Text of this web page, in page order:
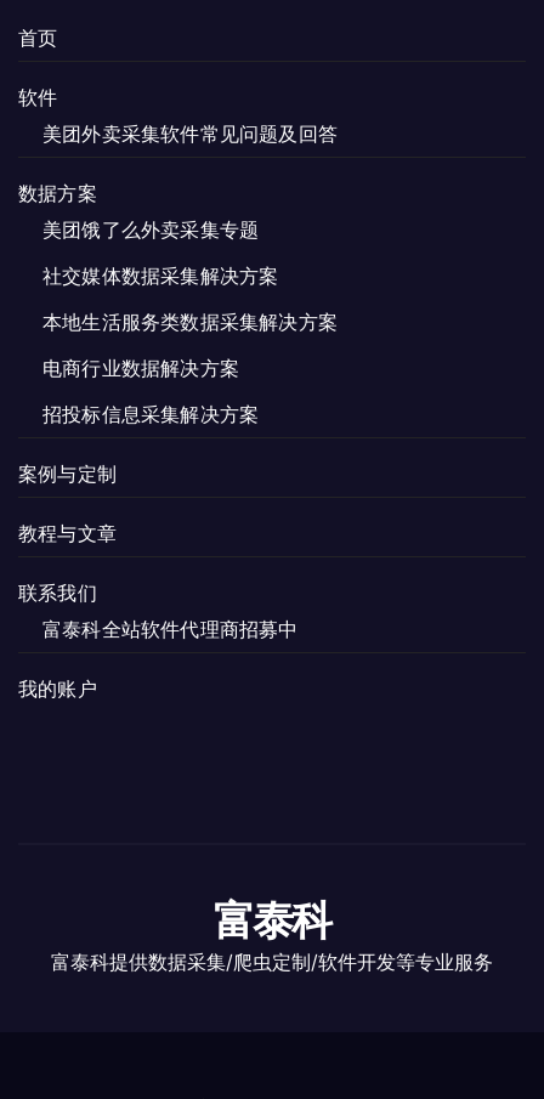
首页
软件
美团外卖采集软件常见问题及回答
数据方案
美团饿了么外卖采集专题
社交媒体数据采集解决方案
本地生活服务类数据采集解决方案
电商行业数据解决方案
招投标信息采集解决方案
案例与定制
教程与文章
联系我们
富泰科全站软件代理商招募中
我的账户
富泰科
富泰科提供数据采集/爬虫定制/软件开发等专业服务